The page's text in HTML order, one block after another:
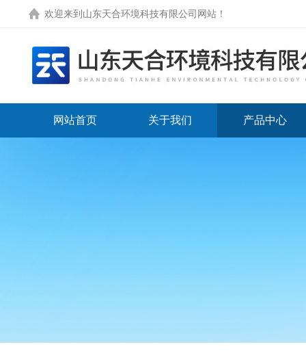
欢迎来到 山东天合环境科技有限公司网站 ！
网站首页 关于我们 产品中心